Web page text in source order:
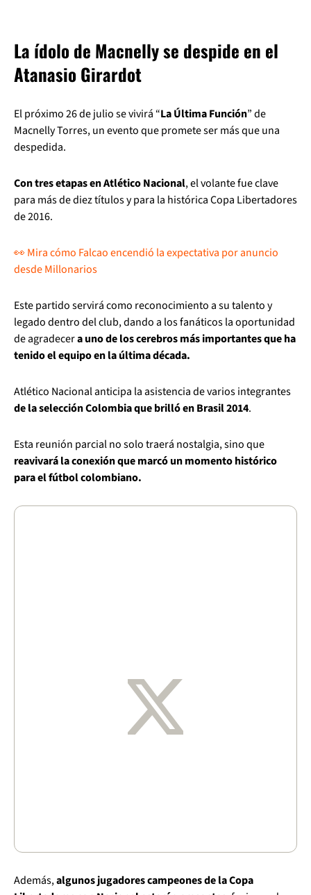
La ídolo de Macnelly se despide en el
Atanasio Girardot
El próximo 26 de julio se vivirá “La Última Función” de
Macnelly Torres, un evento que promete ser más que una
despedida.
Con tres etapas en Atlético Nacional, el volante fue clave
para más de diez títulos y para la histórica Copa Libertadores
de 2016.
👀 Mira cómo Falcao encendió la expectativa por anuncio
desde Millonarios
Este partido servirá como reconocimiento a su talento y
legado dentro del club, dando a los fanáticos la oportunidad
de agradecera uno de los cerebros más importantes que ha
tenido el equipo en la última década.
Atlético Nacional anticipa la asistencia de varios integrantes
de la selección Colombia que brilló en Brasil 2014.
Esta reunión parcial no solo traerá nostalgia, sino que
reavivará la conexión que marcó un momento histórico
para el fútbol colombiano.
Además,algunos jugadores campeones de la Copa